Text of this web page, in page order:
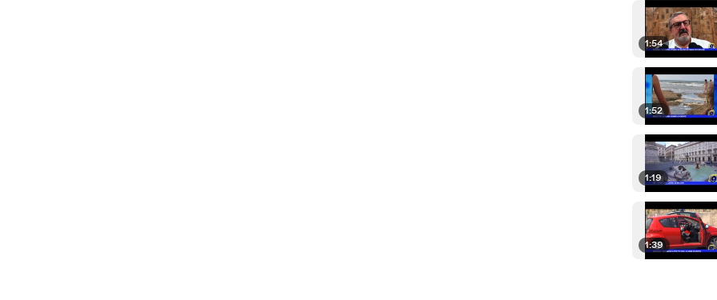
1:54
1:52
1:19
1:39